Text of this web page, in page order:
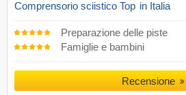
Comprensorio sciistico Top in Italia
Preparazione delle piste
Famiglie e bambini
Recensione